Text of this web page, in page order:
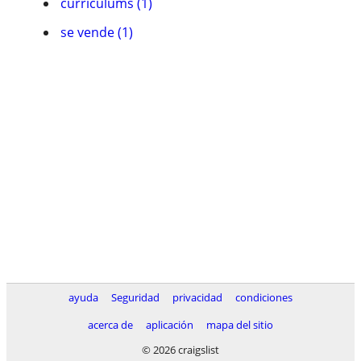
se vende (1)
ayuda Seguridad privacidad
condiciones
acerca de
aplicación
mapa del sitio
© 2026 craigslist